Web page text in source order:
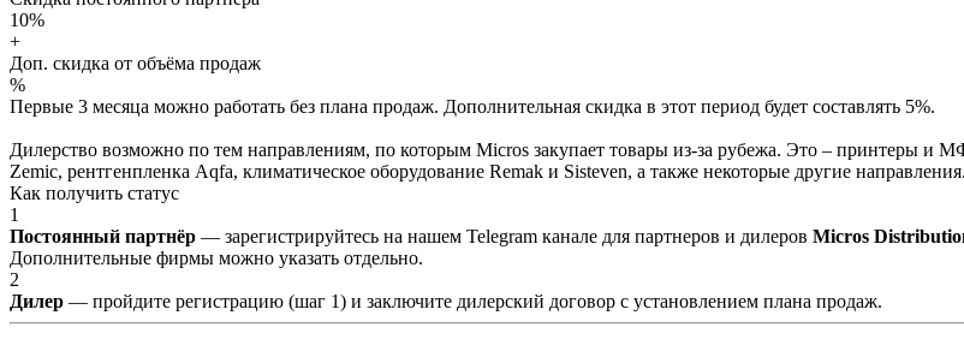
10%
+
Доп. скидка от объёма продаж
%
Первые 3 месяца можно работать без плана продаж. Дополнительная скидка в этот период будет составлять 5%.
Дилерство возможно по тем направлениям, по которым Micros закупает товары из-за рубежа. Это – принтеры и
Zemic, рентгенпленка Aqfa, климатическое оборудование Remak и Sisteven, а также некоторые другие направления.
Как получить статус
1
Постоянный партнёр — зарегистрируйтесь на нашем Telegram канале для партнеров и дилеров Micros
Дополнительные фирмы можно указать отдельно.
2
Дилер — пройдите регистрацию (шаг 1) и заключите дилерский договор с установлением плана продаж.